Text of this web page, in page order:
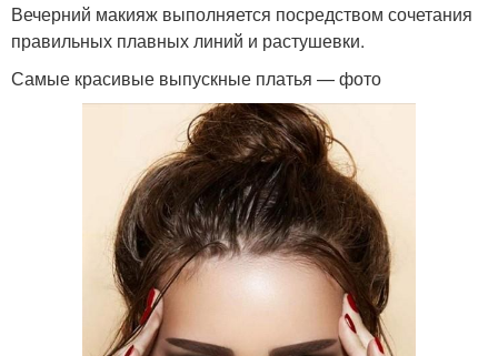
Вечерний макияж выполняется посредством сочетания
правильных плавных линий и растушевки.
Самые красивые выпускные платья — фото